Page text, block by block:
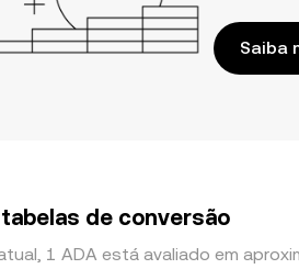
Saiba
tabelas de conversão
1 ADA está avaliado em